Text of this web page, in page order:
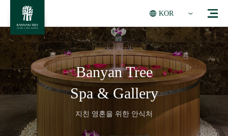
KOR
Banyan Tree
Spa & Gallery
지친 영혼을 위한 안식처